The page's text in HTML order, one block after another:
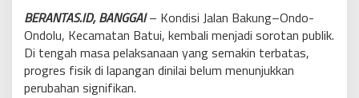
BERANTAS.ID, BANGGAI– Kondisi Jalan Bakung–Ondo-
Ondolu, Kecamatan Batui, kembali menjadi sorotan publik.
Di tengah masa pelaksanaan yang semakin terbatas,
progres fisik di lapangan dinilai belum menunjukkan
perubahan signifikan.